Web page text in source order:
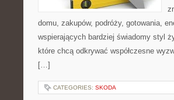
domu, zakupów, podróży, gotowania,
wspierających bardziej świadomy styl
które chcą odkrywać współczesne
[…]
CATEGORIES: SKODA